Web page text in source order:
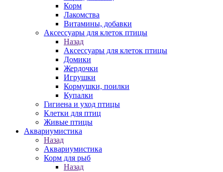
Корм
Лакомства
Витамины, добавки
Аксессуары для клеток птицы
Назад
Аксессуары для клеток птицы
Домики
Жердочки
Игрушки
Кормушки, поилки
Купалки
Гигиена и уход птицы
Клетки для птиц
Живые птицы
Аквариумистика
Назад
Аквариумистика
Корм для рыб
Назад